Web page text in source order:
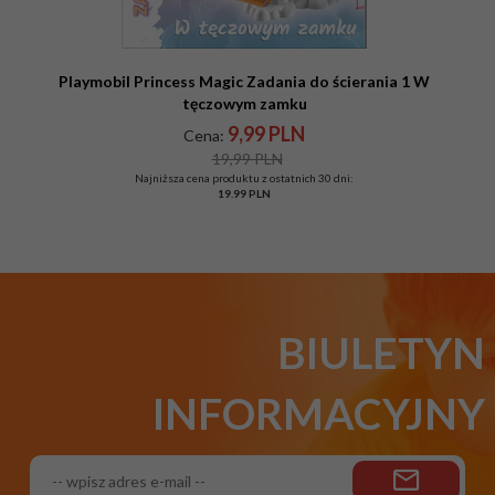
Playmobil Princess Magic Zadania do ścierania 1 W
tęczowym zamku
Cena: 9,99PLN
19,99 PLN
Najniższa cena produktu z ostatnich 30 dni:
19.99 PLN
BIULETYN
INFORMACYJNY